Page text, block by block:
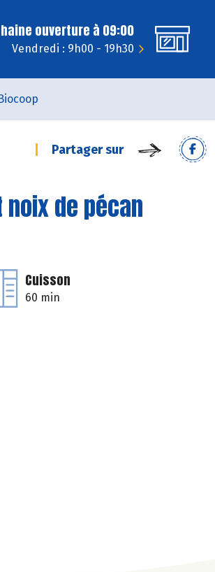
ouverture à 09:00
Vendredi : 9h00 - 19h30
Partager sur
de pécan
Cuisson
60 min